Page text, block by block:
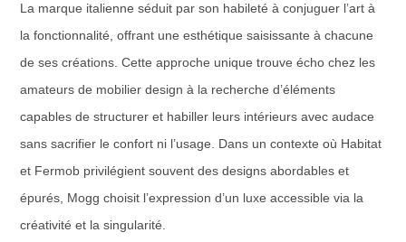
La marque italienne séduit par son habileté à conjuguer l’art à
la fonctionnalité, offrant une esthétique saisissante à chacune
de ses créations. Cette approche unique trouve écho chez les
amateurs de mobilier design à la recherche d’éléments
capables de structurer et habiller leurs intérieurs avec audace
sans sacrifier le confort ni l’usage. Dans un contexte où Habitat
et Fermob privilégient souvent des designs abordables et
épurés, Mogg choisit l’expression d’un luxe accessible via la
créativité et la singularité.